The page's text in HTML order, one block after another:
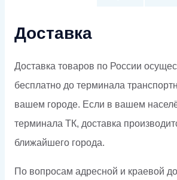
Доставка
Доставка товаров по России
бесплатно до терминала
вашем городе. Если в вашем
терминала ТК, доставка
ближайшего города.
По вопросам адресной и краевой